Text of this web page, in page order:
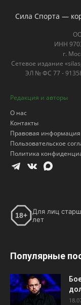
Сила Спорта —
ИНН
г.
Сетевое издание
ЭЛ № ФС 77 -
Редакция и авторы
О нас
Контакты
Правовая информация
Пользовательское
Политика
18+
Для лиц
лет
Популярные